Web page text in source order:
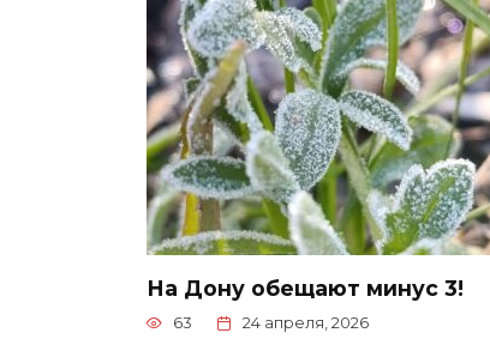
На Дону обещают минус 3!
63 24 апреля, 2026